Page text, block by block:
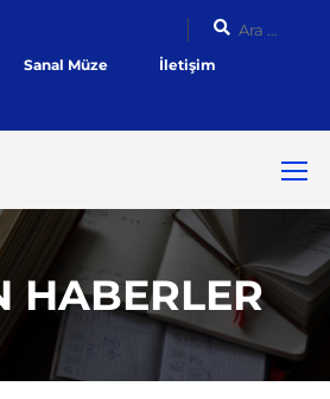
Sanal Müze
İletişim
HABERLER